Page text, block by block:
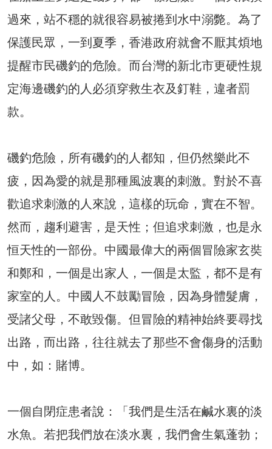
過來，站不穩的就很容易被捲到水中溺斃。為了
保護民眾，一到夏季，香港政府就會不厭其煩地
提醒市民磯釣的危險。而台灣的新北市更硬性規
定海邊磯釣的人必須穿救生衣及釘鞋，違者罰
款。
磯釣危險，所有磯釣的人都知，但仍然樂此不
疲，因為愛的就是那種風波裏的刺激。對於不喜
歡追求刺激的人來說，這樣的玩命，實在不智。
然而，趨利避害，是天性；但追求刺激，也是永
恒天性的一部份。中國最偉大的兩個冒險家玄奘
和鄭和，一個是出家人，一個是太監，都不是有
家室的人。中國人不鼓勵冒險，因為身體髮膚，
受諸父母，不敢毀傷。但冒險的精神始終要尋找
出路，而出路，往往就去了那些不會傷身的活動
中，如：賭博。
一個自閉症患者說：「我們是生活在鹹水裏的淡
水魚。若把我們放在淡水裏，我們會生氣蓬勃；